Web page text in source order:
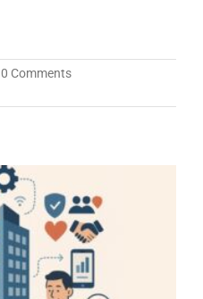
0 Comments